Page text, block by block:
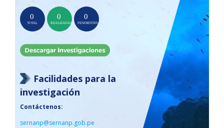
Facilidades para la
investigación
Contáctenos:
sernanp@sernanp.gob.pe